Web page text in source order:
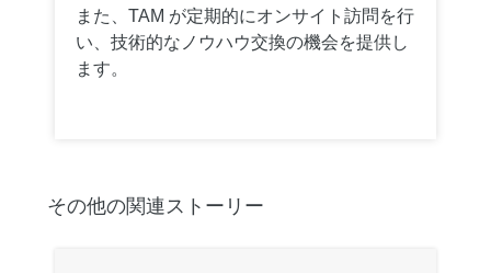
また、TAM が定期的にオンサイト訪問を行
い、技術的なノウハウ交換の機会を提供し
ます。
その他の関連ストーリー